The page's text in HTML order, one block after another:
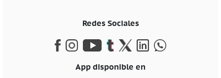
Redes Sociales
App disponible en